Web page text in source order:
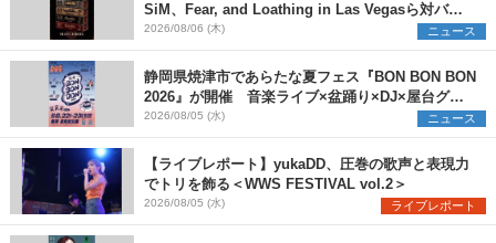
SiM、Fear, and Loathing in Las Vegasら対バン
アーティストを一斉解禁
2026/08/06 (木) ニュース
静岡県焼津市であらたな夏フェス『BON BON BON
2026』が開催 音楽ライブ×盆踊り×DJ×屋台グル
メ×ランタンナイトで彩る2日間
2026/08/05 (水) ニュース
【ライブレポート】yukaDD、圧巻の歌声と表現力
でトリを飾る＜WWS FESTIVAL vol.2＞
2026/08/05 (水) ライブレポート